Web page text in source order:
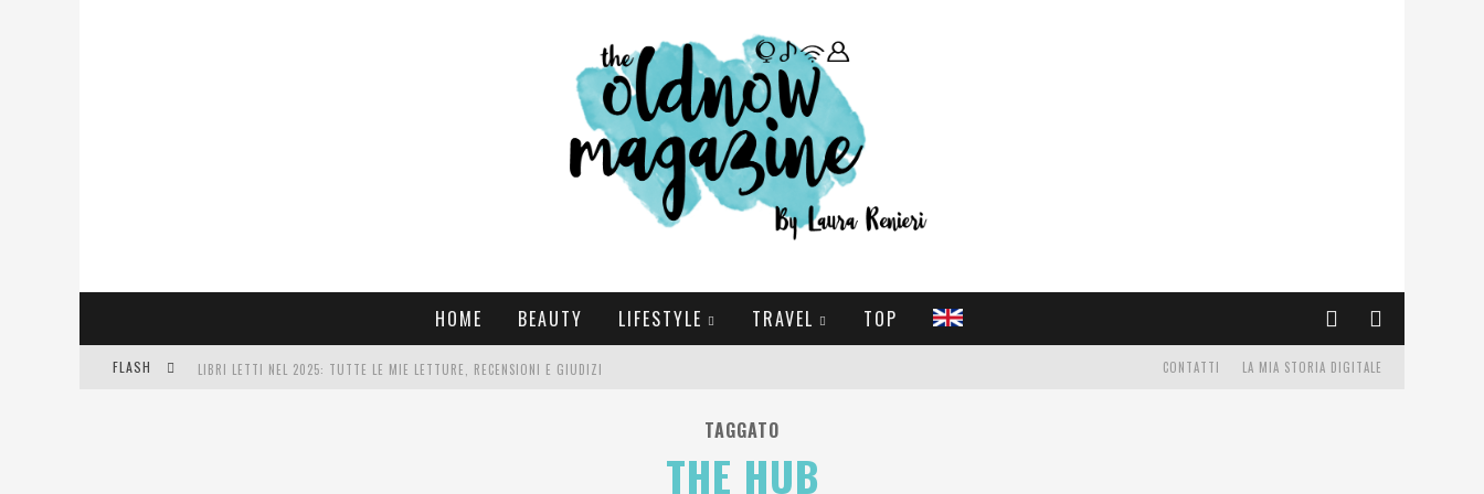
HOME BEAUTY LIFESTYLE TRAVEL TOP
FLASH LIBRI LETTI NEL 2025: TUTTE LE MIE LETTURE, RECENSIONI E GIUDIZI LA MIA STORIA DIGITALE
CONTATTI
TAGGATO
THE HUB